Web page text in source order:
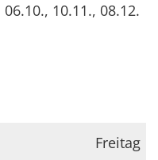
10.11., 08.12.
Freitag